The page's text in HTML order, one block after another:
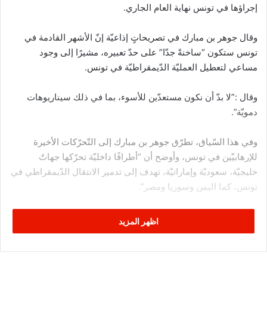
إجراؤها في تونس نهاية العام الجاري.
وقال جوهر بن مبارك في تصريحاتٍ إذاعيّة إنّ الأشهر القادمة في
تونس ستكون “ساخنةً جدّا” على حدّ تعبيره، مشيرًا إلى وجود
مساعي لتعطيل العمليّة الدّيمقراطيّة في تونس.
وقال :”لا بدّ أن نكون مستعدّين للأسوء، بما في ذلك سيناريوهات
دمويّة”.
وفي هذا السّياق، تطرّق جوهر بن مبارك إلى التّحرّكات الأخيرة
للإرهابيّين في تونس، وأوضح أن “أطرافًا داخليّة تحرّكها جهاتٌ
خليجيّة، سعوديّة وإماراتيّة، تهدف إلى تدمير الانتقال الدّيمقراطي في
تونس، كما اليمن وسوريا ومصر”.
لنجبر هذه الجهات الخليجيّة على رفع العلم الأبيض”.
اظهر المزيد